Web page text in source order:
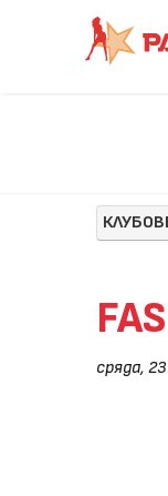
сряда,